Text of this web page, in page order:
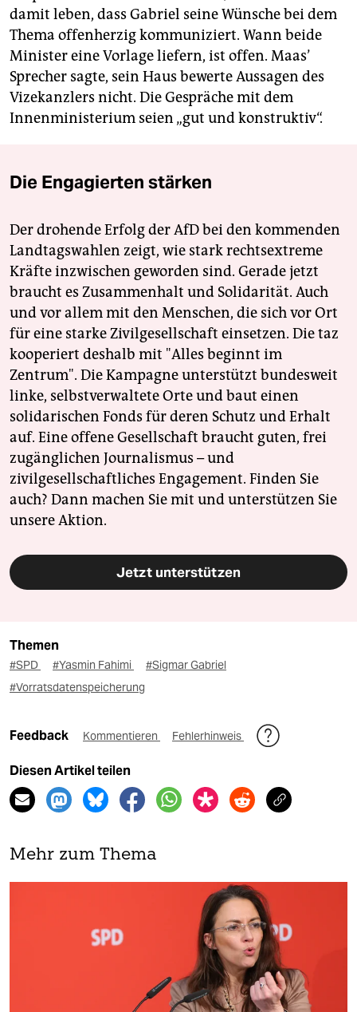
damit leben, dass Gabriel seine Wünsche bei dem
Thema offenherzig kommuniziert. Wann beide
Minister eine Vorlage liefern, ist offen. Maas’
Sprecher sagte, sein Haus bewerte Aussagen des
Vizekanzlers nicht. Die Gespräche mit dem
Innenministerium seien „gut und konstruktiv“.
Die Engagierten stärken
Der drohende Erfolg der AfD bei den kommenden
Landtagswahlen zeigt, wie stark rechtsextreme
Kräfte inzwischen geworden sind. Gerade jetzt
braucht es Zusammenhalt und Solidarität. Auch
und vor allem mit den Menschen, die sich vor Ort
für eine starke Zivilgesellschaft einsetzen. Die taz
kooperiert deshalb mit "Alles beginnt im
Zentrum". Die Kampagne unterstützt bundesweit
linke, selbstverwaltete Orte und baut einen
solidarischen Fonds für deren Schutz und Erhalt
auf. Eine offene Gesellschaft braucht guten, frei
zugänglichen Journalismus – und
zivilgesellschaftliches Engagement. Finden Sie
auch? Dann machen Sie mit und unterstützen Sie
unsere Aktion.
Jetzt unterstützen
Themen
#SPD #Yasmin Fahimi
#Sigmar Gabriel
#Vorratsdatenspeicherung
Feedback Kommentieren Fehlerhinweis
Diesen Artikel teilen
Mehr zum Thema